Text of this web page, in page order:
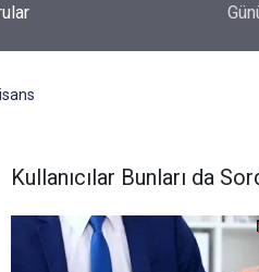
Başkanlık
Kullanıcılar Bunları da